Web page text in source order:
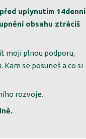
uplynutím 14denní
obsahu ztrácíš
moji plnou podporu,
se posuneš a co si
rozvoje.